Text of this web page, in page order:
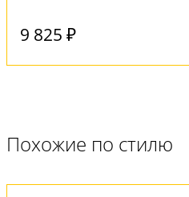
9 825 ₽
Похожие по стилю